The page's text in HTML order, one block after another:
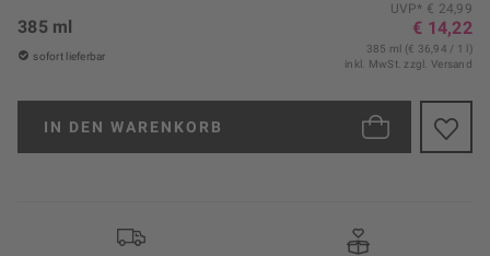
UVP* € 24,99
€ 14,22
385 ml
sofort lieferbar
385 ml (€ 36,94 / 1 l)
inkl. MwSt.zzgl. Versand
IN DEN WARENKORB